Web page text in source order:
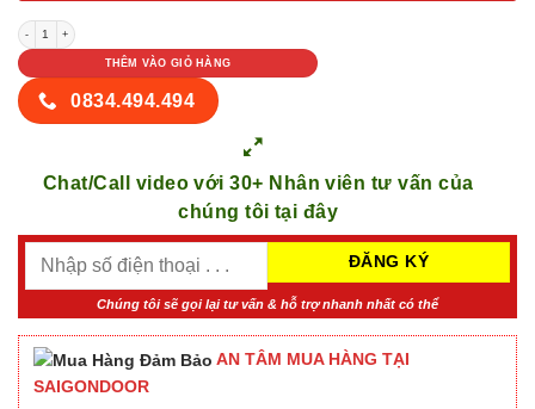
Cửa nhựa Đài Loan YC-13 số lượng
THÊM VÀO GIỎ HÀNG
0834.494.494
Chat/Call video với 30+ Nhân viên tư vấn của
chúng tôi tại đây
Chúng tôi sẽ gọi lại tư vấn & hỗ trợ nhanh nhất có thể
AN TÂM MUA HÀNG TẠI
SAIGONDOOR